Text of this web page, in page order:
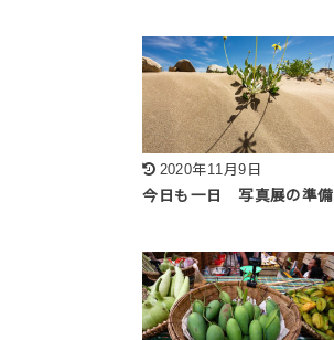
2020年11月9日
今日も一日 写真展の準備